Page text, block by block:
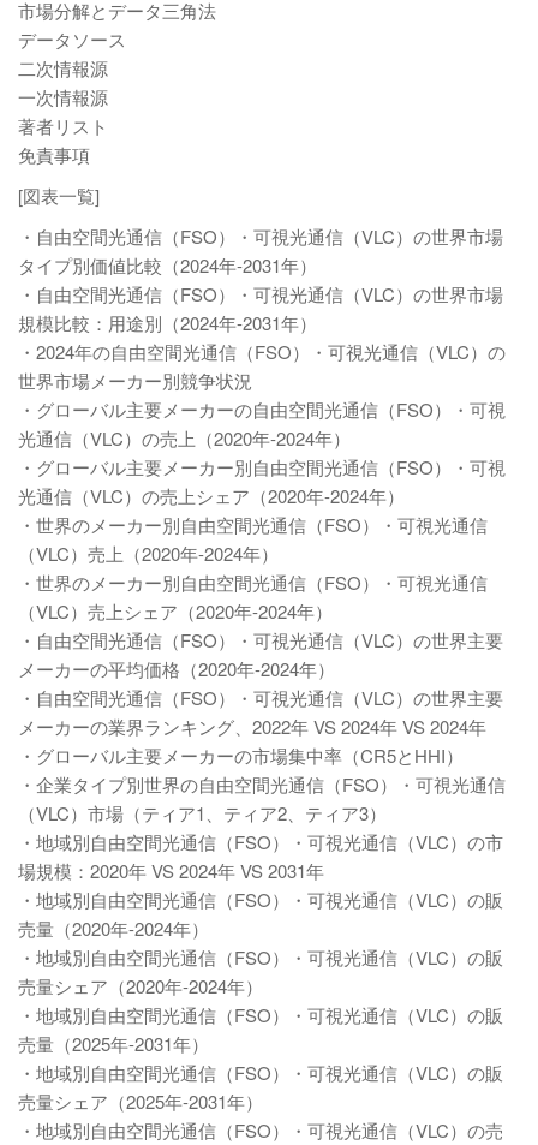
市場分解とデータ三角法
データソース
二次情報源
一次情報源
著者リスト
免責事項
[図表一覧]
・自由空間光通信（FSO）・可視光通信（VLC）の世界市場
タイプ別価値比較（2024年-2031年）
・自由空間光通信（FSO）・可視光通信（VLC）の世界市場
規模比較：用途別（2024年-2031年）
・2024年の自由空間光通信（FSO）・可視光通信（VLC）の
世界市場メーカー別競争状況
・グローバル主要メーカーの自由空間光通信（FSO）・可視
光通信（VLC）の売上（2020年-2024年）
・グローバル主要メーカー別自由空間光通信（FSO）・可視
光通信（VLC）の売上シェア（2020年-2024年）
・世界のメーカー別自由空間光通信（FSO）・可視光通信
（VLC）売上（2020年-2024年）
・世界のメーカー別自由空間光通信（FSO）・可視光通信
（VLC）売上シェア（2020年-2024年）
・自由空間光通信（FSO）・可視光通信（VLC）の世界主要
メーカーの平均価格（2020年-2024年）
・自由空間光通信（FSO）・可視光通信（VLC）の世界主要
メーカーの業界ランキング、2022年 VS 2024年 VS 2024年
・グローバル主要メーカーの市場集中率（CR5とHHI）
・企業タイプ別世界の自由空間光通信（FSO）・可視光通信
（VLC）市場（ティア1、ティア2、ティア3）
・地域別自由空間光通信（FSO）・可視光通信（VLC）の市
場規模：2020年 VS 2024年 VS 2031年
・地域別自由空間光通信（FSO）・可視光通信（VLC）の販
売量（2020年-2024年）
・地域別自由空間光通信（FSO）・可視光通信（VLC）の販
売量シェア（2020年-2024年）
・地域別自由空間光通信（FSO）・可視光通信（VLC）の販
売量（2025年-2031年）
・地域別自由空間光通信（FSO）・可視光通信（VLC）の販
売量シェア（2025年-2031年）
・地域別自由空間光通信（FSO）・可視光通信（VLC）の売